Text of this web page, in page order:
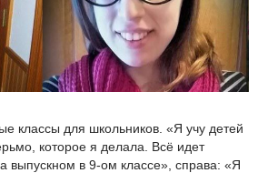
классы для школьников. «Я учу детей
которое я делала. Всё идет
выпускном в 9-ом классе», справа: «Я